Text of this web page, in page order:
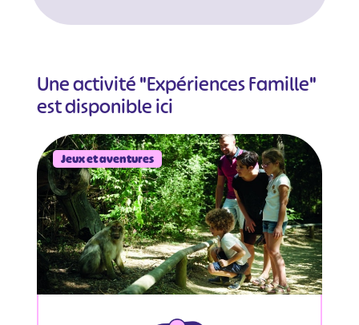
Une activité "Expériences Famille"
est disponible ici
Jeux et aventures
# # #
#
#
#